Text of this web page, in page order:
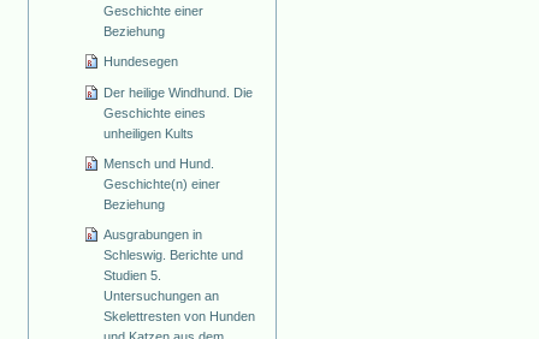
Geschichte einer
Beziehung
Hundesegen
Der heilige Windhund. Die
Geschichte eines
unheiligen Kults
Mensch und Hund.
Geschichte(n) einer
Beziehung
Ausgrabungen in
Schleswig. Berichte und
Studien 5.
Untersuchungen an
Skelettresten von Hunden
und Katzen aus dem